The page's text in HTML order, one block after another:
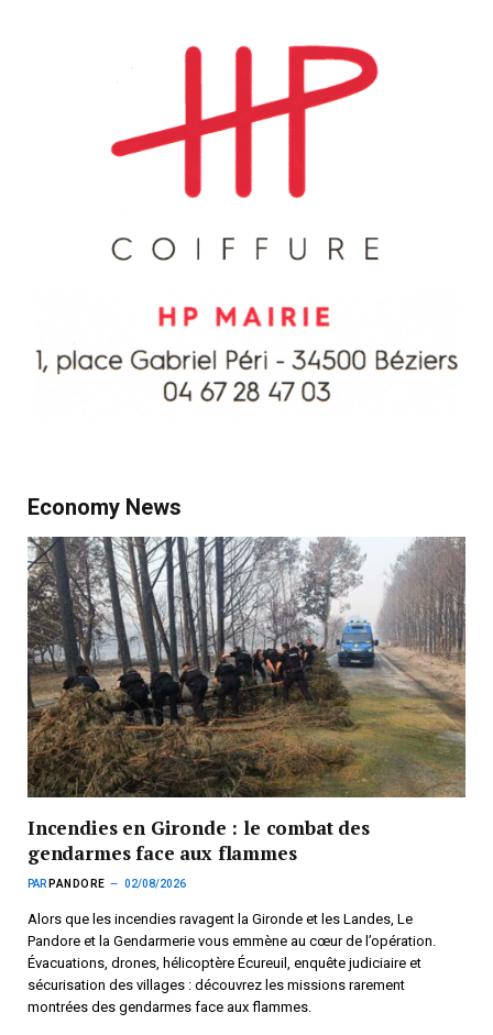
Economy News
Incendies en Gironde : le combat des
gendarmes face aux flammes
PAR PANDORE 02/08/2026
Alors que les incendies ravagent la Gironde et les Landes, Le
Pandore et la Gendarmerie vous emmène au cœur de l’opération.
Évacuations, drones, hélicoptère Écureuil, enquête judiciaire et
sécurisation des villages : découvrez les missions rarement
montrées des gendarmes face aux flammes.